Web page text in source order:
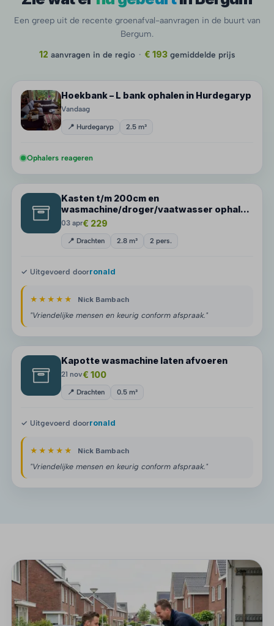
Een greep uit de recente groenafval-aanvragen in de buurt van
Bergum.
12 aanvragen in de regio · € 193gemiddelde prijs
Hoekbank – L bank ophalen in Hurdegaryp
Vandaag
📍 Hurdegaryp 2.5 m³
Ophalers reageren
Kasten t/m 200cm en
wasmachine/droger/vaatwasser ophalen
in Drachten
03 apr€ 229
📍 Drachten 2.8 m³ 2 pers.
✓ Uitgevoerd doorronald
★★★★★ Nick Bambach
"Vriendelijke mensen en keurig conform afspraak."
Kapotte wasmachine laten afvoeren
21 nov€ 100
📍 Drachten 0.5 m³
✓ Uitgevoerd doorronald
★★★★★ Nick Bambach
"Vriendelijke mensen en keurig conform afspraak."